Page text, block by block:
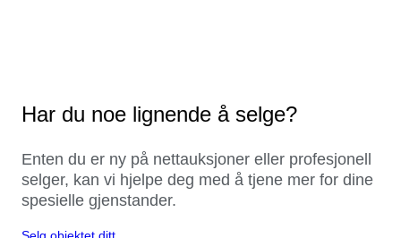
Har du noe lignende å selge?
Enten du er ny på nettauksjoner eller profesjonell
selger, kan vi hjelpe deg med å tjene mer for dine
spesielle gjenstander.